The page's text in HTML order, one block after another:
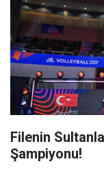
Filenin
Şampiyonu!